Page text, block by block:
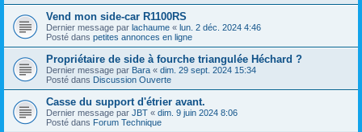
Vend mon side-car R1100RS
Dernier message par lachaume « lun. 2 déc. 2024 4:46
Posté dans petites annonces en ligne
Propriétaire de side à fourche triangulée Héchard ?
Dernier message par Bara « dim. 29 sept. 2024 15:34
Posté dans Discussion Ouverte
Casse du support d'étrier avant.
Dernier message par JBT « dim. 9 juin 2024 8:06
Posté dans Forum Technique